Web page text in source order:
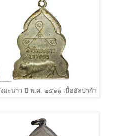
มะนาว ปี พ.ศ. ๒๕๑๖ เนื้ออัลปาก้า